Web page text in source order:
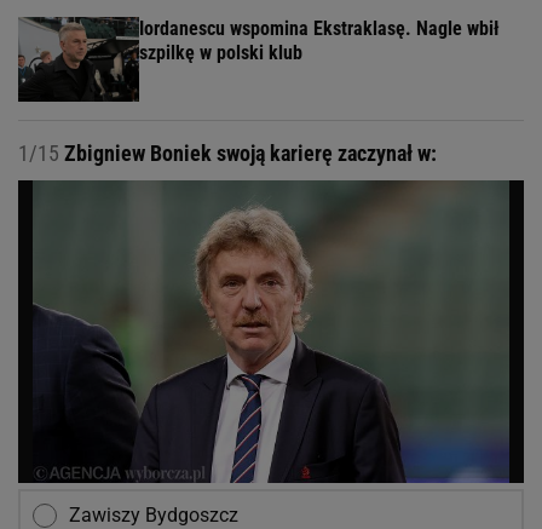
Iordanescu wspomina Ekstraklasę. Nagle wbił
szpilkę w polski klub
1/15 Zbigniew Boniek swoją karierę zaczynał w:
Zawiszy Bydgoszcz